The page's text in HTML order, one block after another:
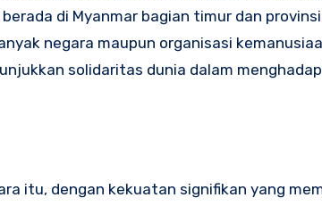
di Myanmar bagian timur dan provinsi
negara maupun organisasi
solidaritas dunia dalam
itu, dengan kekuatan signifikan yang